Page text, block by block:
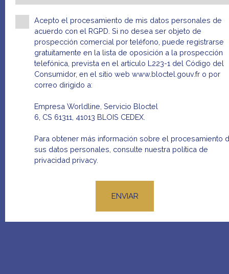
Acepto el procesamiento de mis datos personales de
acuerdo con el RGPD. Si no desea ser objeto de
prospección comercial por teléfono, puede registrarse
gratuitamente en la lista de oposición a la prospección
telefónica, prevista en el artículo L223-1 del Código del
Consumidor, en el sitio web www.bloctel.gouv.fr o por
correo dirigido a:
Empresa Worldline, Servicio Bloctel
6, CS 61311, 41013 BLOIS CEDEX.
Para obtener más información sobre el procesamiento
sus datos personales, consulte nuestra política de
privacidad privacy.
ENVIAR